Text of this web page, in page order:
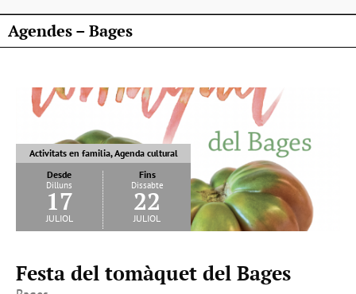
Agendes – Bages
Activitats en familia, Agenda cultural
Desde
Dilluns
17
juliol
Fins
Dissabte
22
juliol
Festa del tomàquet del Bages